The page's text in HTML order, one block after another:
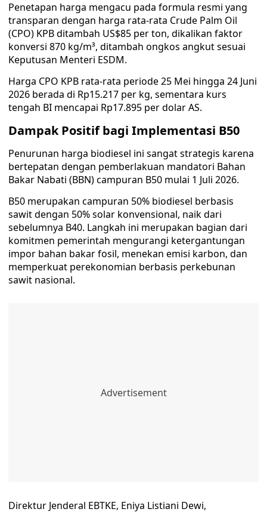
Penetapan harga mengacu pada formula resmi yang
transparan dengan harga rata-rata Crude Palm Oil
(CPO) KPB ditambah US$85 per ton, dikalikan faktor
konversi 870 kg/m³, ditambah ongkos angkut sesuai
Keputusan Menteri ESDM.
Harga CPO KPB rata-rata periode 25 Mei hingga 24 Juni
2026 berada di Rp15.217 per kg, sementara kurs
tengah BI mencapai Rp17.895 per dolar AS.
Dampak Positif bagi Implementasi B50
Penurunan harga biodiesel ini sangat strategis karena
bertepatan dengan pemberlakuan mandatori Bahan
Bakar Nabati (BBN) campuran B50 mulai 1 Juli 2026.
B50 merupakan campuran 50% biodiesel berbasis
sawit dengan 50% solar konvensional, naik dari
sebelumnya B40. Langkah ini merupakan bagian dari
komitmen pemerintah mengurangi ketergantungan
impor bahan bakar fosil, menekan emisi karbon, dan
memperkuat perekonomian berbasis perkebunan
sawit nasional.
Direktur Jenderal EBTKE, Eniya Listiani Dewi,